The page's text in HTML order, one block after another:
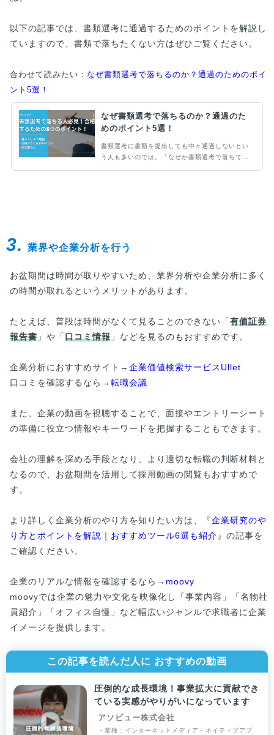
以下の記事では、書類選考に通過するためのポイントを解説し
ていますので、書類で落ちたくない方はぜひご覧ください。
合わせて読みたい： なぜ書類選考で落ちるのか？通過のためのポイ
ント5選！
なぜ書類選考で落ちるのか？通過のた
めのポイント5選！
書類選考に書類を提出しても中々通過しないとい
う人も多いのでは。「なぜか書類選考で落ちてし
3. 業界や企業分析を行う
お盆期間は時間が取りやすいため、業界分析や企業分析に多く
の時間が取れるというメリットがあります。
たとえば、普段は時間がなくて見ることのできない「有価証券
報告書 」や「 口コミ情報 」などを見るのもおすすめです。
企業分析におすすめサイト→ 企業価値検索サービスUllet
口コミを確認するなら→ 転職会議
また、企業の動画を視聴することで、面接やエントリーシート
の準備に役立つ情報やキーワードを把握することもできます。
会社の理解を深める手段となり、より適切な転職の判断材料と
なるので、お盆期間を活用して採用動画の閲覧もおすすめで
す。
より詳しく企業分析のやり方を知りたい方は、『企業研究のや
り方とポイントを解説｜おすすめツール6選も紹介 』の記事を
ご確認ください。
企業のリアルな情報を確認するなら→ moovy
moovyでは企業の魅力や文化を映像化し「事業内容」「名物社
員紹介」「オフィス自慢」など幅広いジャンルで求職者に企業
イメージを提供します。
この記事を読んだ人に おすすめの動画
圧倒的な成長環境！事業拡大に貢献でき
ている実感がやりがいになっています
アソビュー株式会社
・業種：インターネットメディア・ネイティブアプ